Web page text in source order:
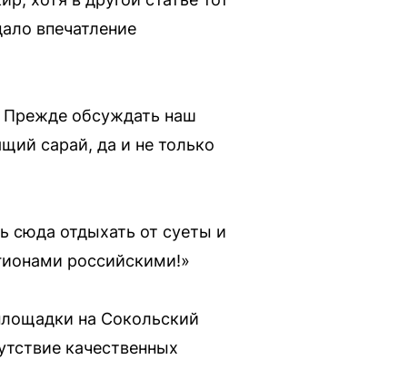
впечатление
Прежде обсуждать наш
сарай, да и не только
сюда отдыхать от суеты и
российскими!»
на Сокольский
качественных